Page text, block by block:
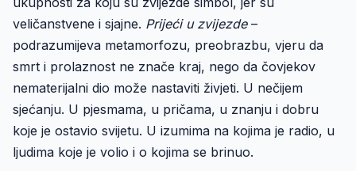
veličanstvene i sjajne. Prijeći u zvijezde–
podrazumijeva metamorfozu, preobrazbu, vjeru da
smrt i prolaznost ne znače kraj, nego da čovjekov
nematerijalni dio može nastaviti živjeti. U nečijem
sjećanju. U pjesmama, u pričama, u znanju i dobru
koje je ostavio svijetu. U izumima na kojima je radio, u
ljudima koje je volio i o kojima se brinuo.